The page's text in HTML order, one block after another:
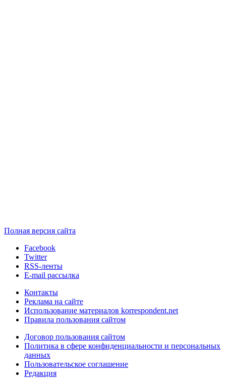
Полная версия сайта
Facebook
Twitter
RSS-ленты
E-mail рассылка
Контакты
Реклама на сайте
Использование материалов korrespondent.net
Правила пользования сайтом
Договор пользования сайтом
Политика в сфере конфиденциальности и персональных
данных
Пользовательское соглашение
Редакция